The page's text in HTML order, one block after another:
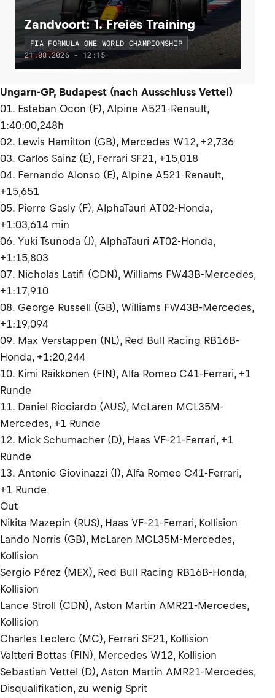
Zandvoort: 1. Freies Training
FIA FORMULA ONE WORLD CHAMPIONSHIP
21.08.2026 - 12:15
Ungarn-GP, Budapest (nach Ausschluss Vettel)
01. Esteban Ocon (F), Alpine A521-Renault,
1:40:00,248h
02. Lewis Hamilton (GB), Mercedes W12, +2,736
03. Carlos Sainz (E), Ferrari SF21, +15,018
04. Fernando Alonso (E), Alpine A521-Renault,
+15,651
05. Pierre Gasly (F), AlphaTauri AT02-Honda,
+1:03,614 min
06. Yuki Tsunoda (J), AlphaTauri AT02-Honda,
+1:15,803
07. Nicholas Latifi (CDN), Williams FW43B-Mercedes,
+1:17,910
08. George Russell (GB), Williams FW43B-Mercedes,
+1:19,094
09. Max Verstappen (NL), Red Bull Racing RB16B-
Honda, +1:20,244
10. Kimi Räikkönen (FIN), Alfa Romeo C41-Ferrari, +1
Runde
11. Daniel Ricciardo (AUS), McLaren MCL35M-
Mercedes, +1 Runde
12. Mick Schumacher (D), Haas VF-21-Ferrari, +1
Runde
13. Antonio Giovinazzi (I), Alfa Romeo C41-Ferrari,
+1 Runde
Out
Nikita Mazepin (RUS), Haas VF-21-Ferrari, Kollision
Lando Norris (GB), McLaren MCL35M-Mercedes,
Kollision
Sergio Pérez (MEX), Red Bull Racing RB16B-Honda,
Kollision
Lance Stroll (CDN), Aston Martin AMR21-Mercedes,
Kollision
Charles Leclerc (MC), Ferrari SF21, Kollision
Valtteri Bottas (FIN), Mercedes W12, Kollision
Sebastian Vettel (D), Aston Martin AMR21-Mercedes,
Disqualifikation, zu wenig Sprit